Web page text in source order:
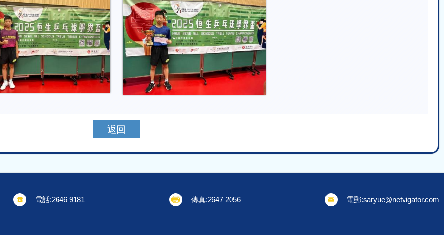
返回
電話:2646 9181 傳真:2647 2056 電郵:saryue@netvigator.com